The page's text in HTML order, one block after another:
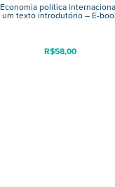
Economia política
um texto introdutório – E-
R$58,00